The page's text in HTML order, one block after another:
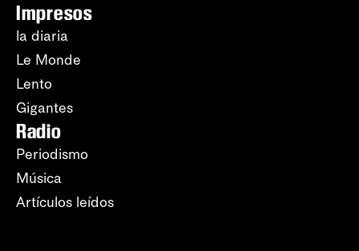
Impresos
la diaria
Le Monde
Lento
Gigantes
Radio
Periodismo
Música
Artículos leídos